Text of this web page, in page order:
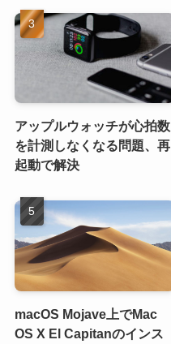
アップルウォッチが心拍数
を計測しなくなる問題、再
起動で解決
macOS Mojave上でMac
OS X El Capitanのインス